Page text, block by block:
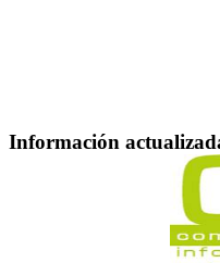
Información